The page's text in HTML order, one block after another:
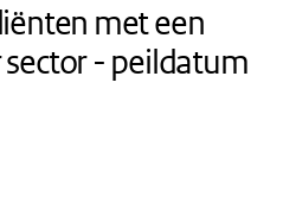
met een
- peildatum